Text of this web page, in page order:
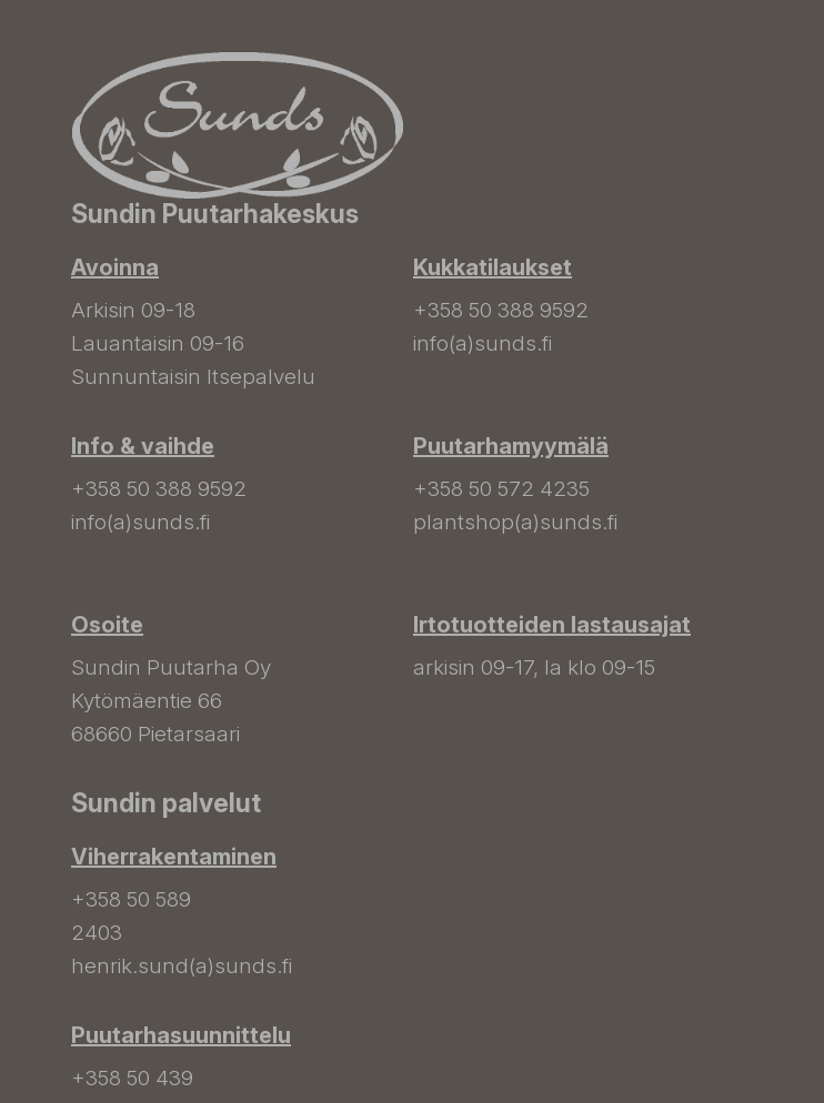
Sundin Puutarhakeskus
Avoinna
Arkisin 09-18
Lauantaisin 09-16
Sunnuntaisin Itsepalvelu
Info & vaihde
+358 50 388 9592
info(a)sunds.fi
Osoite
Sundin Puutarha Oy
Kytömäentie 66
68660 Pietarsaari
Kukkatilaukset
+358 50 388 9592
info(a)sunds.fi
Puutarhamyymälä
+358 50 572 4235
plantshop(a)sunds.fi
Irtotuotteiden lastausajat
arkisin 09-17, la klo 09-15
Sundin palvelut
Viherrakentaminen
+358 50 589
2403
henrik.sund(a)sunds.fi
Puutarhasuunnittelu
+358 50 439